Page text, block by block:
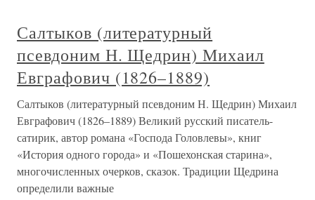
Салтыков (литературный
псевдоним Н. Щедрин) Михаил
Евграфович (1826–1889)
Салтыков (литературный псевдоним Н. Щедрин) Михаил
Евграфович (1826–1889) Великий русский писатель-
сатирик, автор романа «Господа Головлевы», книг
«История одного города» и «Пошехонская старина»,
многочисленных очерков, сказок. Традиции Щедрина
определили важные